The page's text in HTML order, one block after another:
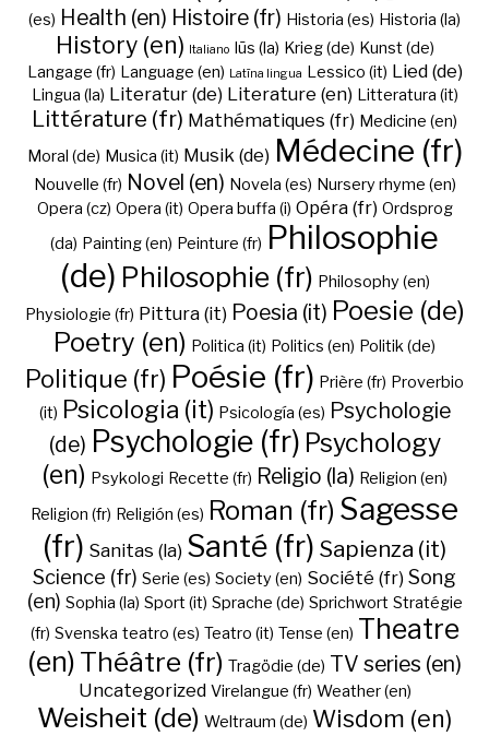
(es) Health (en) Histoire (fr) Historia (es) Historia (la)
History (en) Italiano Iūs (la) Krieg (de) Kunst (de)
Langage (fr) Language (en) Latīna lingua Lessico (it) Lied (de)
Lingua (la) Literatur (de) Literature (en) Litteratura (it)
Littérature (fr) Mathématiques (fr) Medicine (en)
Moral (de) Musica (it) Musik (de) Médecine (fr)
Nouvelle (fr) Novel (en) Novela (es) Nursery rhyme (en)
Opera (cz) Opera (it) Opera buffa (i) Opéra (fr) Ordsprog
(da) Painting (en) Peinture (fr) Philosophie
(de) Philosophie (fr) Philosophy (en)
Physiologie (fr) Pittura (it) Poesia (it) Poesie (de)
Poetry (en) Politica (it) Politics (en) Politik (de)
Politique (fr) Poésie (fr) Prière (fr) Proverbio
(it) Psicologia (it) Psicología (es) Psychologie
(de) Psychologie (fr) Psychology
(en) Psykologi Recette (fr) Religio (la) Religion (en)
Religion (fr) Religión (es) Roman (fr) Sagesse
(fr) Sanitas (la) Santé (fr) Sapienza (it)
Science (fr) Serie (es) Society (en) Société (fr) Song
(en) Sophia (la) Sport (it) Sprache (de) Sprichwort Stratégie
(fr) Svenska teatro (es) Teatro (it) Tense (en) Theatre
(en) Théâtre (fr) Tragödie (de) TV series (en)
Uncategorized Virelangue (fr) Weather (en)
Weisheit (de) Weltraum (de) Wisdom (en)